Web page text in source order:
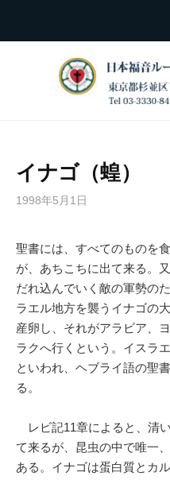
イナゴ（蝗）
1998年5月1日
聖書には、すべてのものを
が、あちこちに出て来る。
だれ込んでいく敵の軍勢の
ラエル地方を襲うイナゴの
産卵し、それがアラビア、
ラクへ行くという。イスラ
といわれ、ヘブライ語の聖
る。
レビ記11章によると、清
て来るが、昆虫の中で唯一
ある。イナゴは蛋白質とカ